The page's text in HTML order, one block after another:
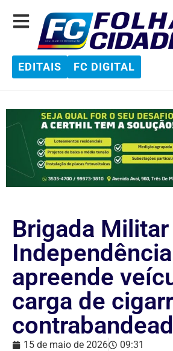
EDITAIS FC DIGITAL
Brigada
Independência
apreende
carga de
15 de maio de 2026 09:31